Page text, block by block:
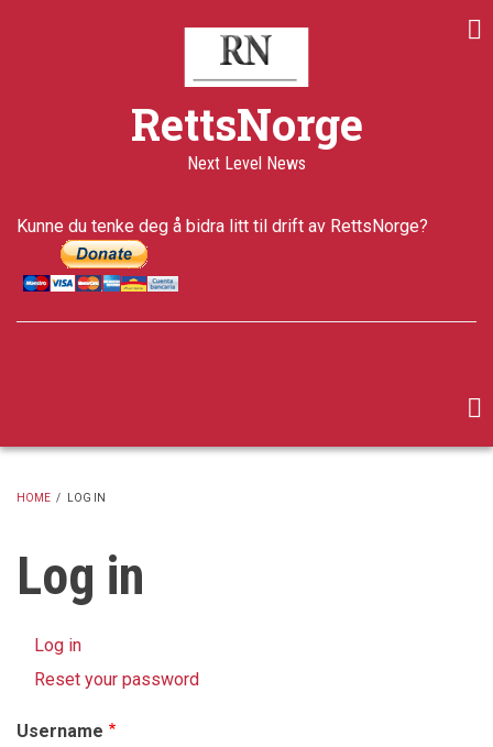
RettsNorge
Next Level News
Kunne du tenke deg å bidra litt til drift av RettsNorge?
HOME / LOG IN
Log in
Primary
Log in
tab)
Reset your password
Username